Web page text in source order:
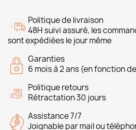
Politique de livraison
48H suivi assuré, les
sont expédiées le jour même
Garanties
6 mois à 2 ans (en fonction
Politique retours
Rétractation 30 jours
Assistance 7/7
Joignable par mail ou